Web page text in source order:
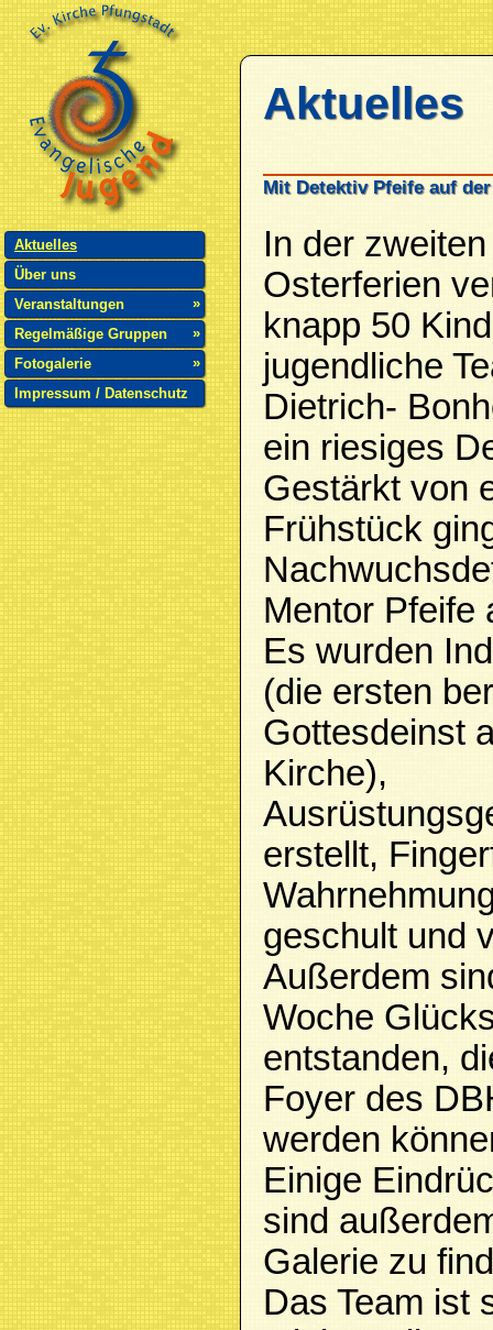
Aktuelles
Über uns
Veranstaltungen
»
Regelmäßige Gruppen
»
Fotogalerie
»
Impressum / Datenschutz
Aktuelles
Mit Detektiv Pfeife auf
In der
Osterferien
knapp 50
jugendliche
Dietrich-
ein riesiges
Gestärkt von
Frühstück
Mentor Pfeife
Es wurden
(die ersten
Gottesdeinst
Kirche),
erstellt,
geschult und
Außerdem
Woche
entstanden,
Foyer des
werden
Einige
sind
Galerie zu
Das Team ist